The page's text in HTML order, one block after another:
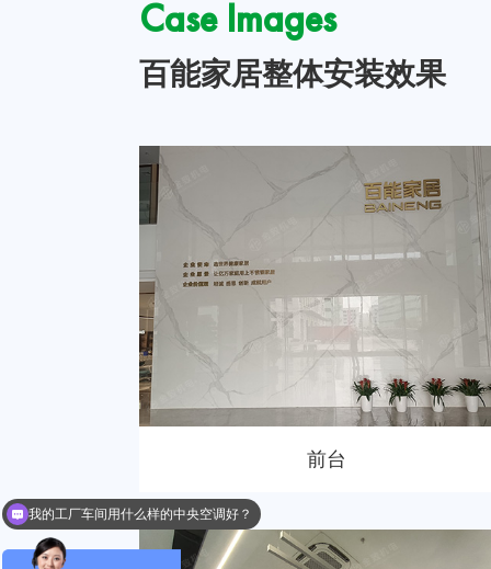
Case Images
百能家居整体安装效果
前台
办公室安装中央空调能给个报价么？